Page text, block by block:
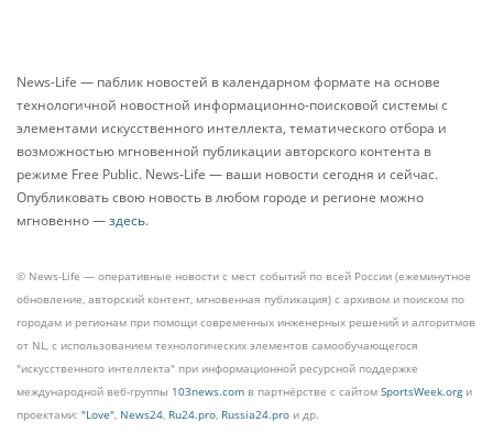
News-Life — паблик новостей в календарном формате на основе
технологичной новостной информационно-поисковой системы с
элементами искусственного интеллекта, тематического отбора и
возможностью мгновенной публикации авторского контента в
режиме Free Public. News-Life — ваши новости сегодня и сейчас.
Опубликовать свою новость в любом городе и регионе можно
мгновенно —здесь.
© News-Life — оперативные новости с мест событий по всей России (ежеминутное
обновление, авторский контент, мгновенная публикация) с архивом и поиском по
городам и регионам при помощи современных инженерных решений и алгоритмов
от NL, с использованием технологических элементов самообучающегося
"искусственного интеллекта" при информационной ресурсной поддержке
международной веб-группы 103news.com в партнёрстве с сайтом SportsWeek.orgи
проектами: "Love", News24, Ru24.pro, Russia24.pro и др.